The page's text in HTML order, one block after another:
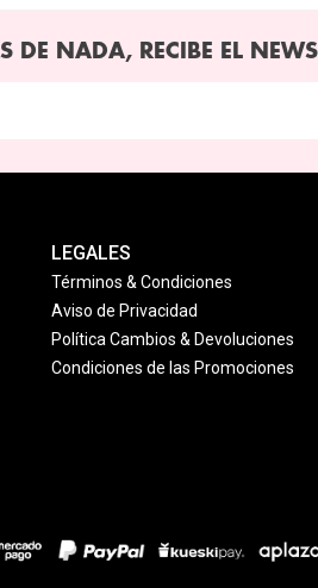
DE NADA, RECIBE EL
LEGALES
Términos & Condiciones
Aviso de Privacidad
Política Cambios & Devoluciones
Condiciones de las Promociones